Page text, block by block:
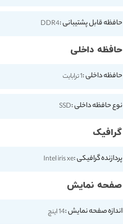
حافظه قابل پشتیبانی :DDR4
حافظه داخلی
حافظه داخلی :1 ترابایت
نوع حافظه داخلی :SSD
گرافیک
پردازنده گرافیکی :Intel iris xe
صفحه نمایش
اندازه صفحه نمایش :14 اینچ